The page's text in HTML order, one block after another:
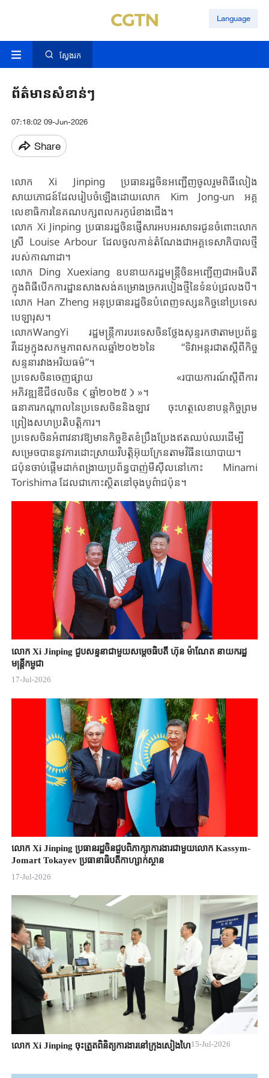
Language
ស្វែងរក
ព័ត៌មាន​សំខាន់ៗ
07:18:02 09-Jun-2026
Share
លោក Xi Jinping ប្រធាន​រដ្ឋ​ចិន​អញ្ជើញចូលរួមពិធីលៀង
សាយភោជន៍​​ដែលរៀបចំឡើង​ដោយលោក Kim Jong-un អគ្គ
លេខាធិការនៃគណបក្សពលករកូរ៉េខាងជើង​។
លោក Xi Jinping ​ប្រធាន​រដ្ឋ​ចិន​ផ្ញើសារអបអរសាទរជូនចំពោះលោក
ស្រី Louise Arbour ដែល​ចូល​កាន់​តំណែង​ជាអគ្គទេសាភិបាលថ្មី​
របស់កាណាដា​។
លោក Ding Xuexiang ឧបនាយករដ្ឋមន្ត្រីចិន​អញ្ជើញជាអធិបតី
ក្នុងពិធីបើកការដ្ឋានសាងសង់គម្រោងច្រករបៀងថ្មីនៃទំនប់ជ្រលងបី។
លោក Han Zheng អនុប្រធានរដ្ឋចិន​បំពេញ​ទស្សនកិច្ចនៅ​ប្រទេស​​
បេឡារុស។
លោកWangYi រដ្ឋមន្ត្រីការបរទេស​ចិន​ថ្លែងសុន្ទរកថាតាមប្រព័ន្ធ
វីដេអូក្នុងសកម្មភាពសកលឆ្នាំ២០២៦នៃ “ទិវាអន្តរជាតស្តីពីកិច្ច
សន្ទនារវាងអរិយធម៌”។
ប្រទេសចិនចេញផ្សាយ «របាយការណ៍ស្តីពីការ
អភិវឌ្ឍឌីជីថលចិន（ឆ្នាំ២០២៥）»។
ធនាគារកណ្តាល​​នៃប្រទេសចិននិងឡាវ ​​ចុះ​ហត្ថលេខា​បន្ត​កិច្ច​ព្រម
ព្រៀង​សហប្រតិបត្តិការ​។
ប្រទេសចិនអំពាវនាវឱ្យមានកិច្ចខិតខំប្រឹងប្រែងឥតឈប់ឈរដើម្បី
សម្រេចបាននូវ​ការ​ដោះស្រាយ​វិបត្តិអ៊ុយក្រែនតាមវិធី​​នយោបាយ។
ជប៉ុនចាប់ផ្តើមដាក់ពង្រាយប្រព័ន្ធ​​បាញ់មីស៊ីលនៅ​កោះ Minami
Torishima ដែលជាកោះស្ថិត​នៅ​ចុងបូព៌ា​ជប៉ុន​។
លោក Xi Jinping ជួបសន្ទនាជាមួយសម្តេចធិបតី ហ៊ុន ម៉ាណែត នាយករដ្ឋ
មន្ត្រីកម្ពុជា
17-Jul-2026
លោក Xi Jinping ប្រធានរដ្ឋចិន​ជួបពិភាក្សា​ការងារជាមួយ​លោក Kassym-
Jomart ​Tokayev ​ប្រធានាធិបតី​កាហ្សាក់ស្ថាន​
17-Jul-2026
លោក Xi Jinping ចុះត្រួតពិនិត្យការងារនៅក្រុងសៀងហៃ15-Jul-2026